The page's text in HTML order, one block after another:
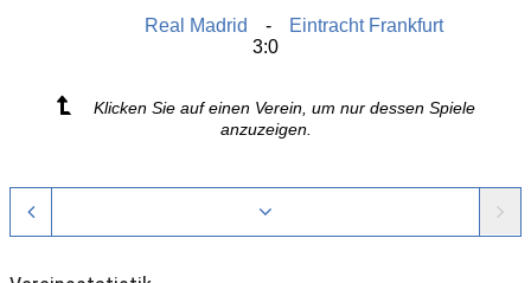
Real Madrid
Eintracht Frankfurt
3:0
Klicken Sie auf einen Verein, um nur dessen Spiele
anzuzeigen.